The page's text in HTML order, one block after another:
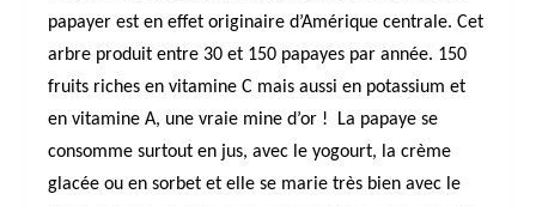
papayer est en effet originaire d’Amérique centrale. Cet
arbre produit entre 30 et 150 papayes par année. 150
fruits riches en vitamine C mais aussi en potassium et
en vitamine A, une vraie mine d’or ! La papaye se
consomme surtout en jus, avec le yogourt, la crème
glacée ou en sorbet et elle se marie très bien avec le